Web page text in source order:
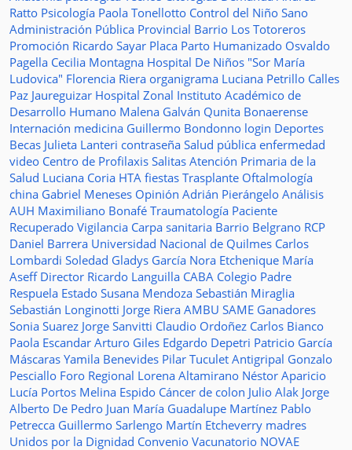
Ratto Psicología Paola Tonellotto Control del Niño Sano
Administración Pública Provincial Barrio Los Totoreros
Promoción Ricardo Sayar Placa Parto Humanizado Osvaldo
Pagella Cecilia Montagna Hospital De Niños "Sor María
Ludovica" Florencia Riera organigrama Luciana Petrillo Calles
Paz Jaureguizar Hospital Zonal Instituto Académico de
Desarrollo Humano Malena Galván Qunita Bonaerense
Internación medicina Guillermo Bondonno login Deportes
Becas Julieta Lanteri contraseña Salud pública enfermedad
video Centro de Profilaxis Salitas Atención Primaria de la
Salud Luciana Coria HTA fiestas Trasplante Oftalmología
china Gabriel Meneses Opinión Adrián Pierángelo Análisis
AUH Maximiliano Bonafé Traumatología Paciente
Recuperado Vigilancia Carpa sanitaria Barrio Belgrano RCP
Daniel Barrera Universidad Nacional de Quilmes Carlos
Lombardi Soledad Gladys García Nora Etchenique María
Aseff Director Ricardo Languilla CABA Colegio Padre
Respuela Estado Susana Mendoza Sebastián Miraglia
Sebastián Longinotti Jorge Riera AMBU SAME Ganadores
Sonia Suarez Jorge Sanvitti Claudio Ordoñez Carlos Bianco
Paola Escandar Arturo Giles Edgardo Depetri Patricio García
Máscaras Yamila Benevides Pilar Tuculet Antigripal Gonzalo
Pesciallo Foro Regional Lorena Altamirano Néstor Aparicio
Lucía Portos Melina Espido Cáncer de colon Julio Alak Jorge
Alberto De Pedro Juan María Guadalupe Martínez Pablo
Petrecca Guillermo Sarlengo Martín Etcheverry madres
Unidos por la Dignidad Convenio Vacunatorio NOVAE